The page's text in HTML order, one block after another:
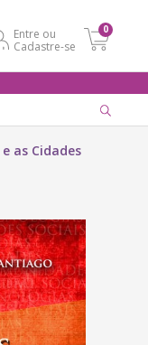
Entre ou
Cadastre-se
0
as Cidades